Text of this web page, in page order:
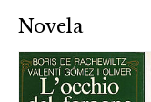
Novela